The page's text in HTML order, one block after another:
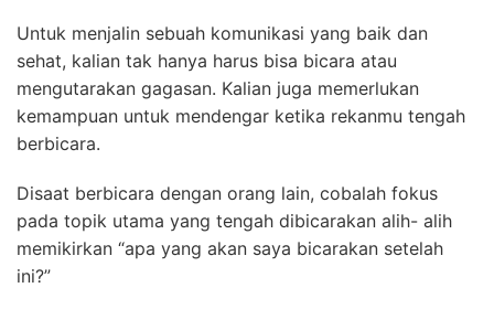
Untuk menjalin sebuah komunikasi yang baik dan
sehat, kalian tak hanya harus bisa bicara atau
mengutarakan gagasan. Kalian juga memerlukan
kemampuan untuk mendengar ketika rekanmu tengah
berbicara.
Disaat berbicara dengan orang lain, cobalah fokus
pada topik utama yang tengah dibicarakan alih- alih
memikirkan “apa yang akan saya bicarakan setelah
ini?”